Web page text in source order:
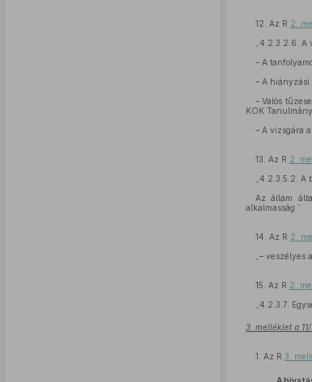
12. Az R 2.
„4.2.3.2.6. A
– A
– A hiányzási
– Valós
KOK
– A vizsgára
13. Az R 2.
„4.2.3.5.2. A
Az állam
alkalmasság.”
14. Az R 2.
„– veszélyes
15. Az R 2.
„4.2.3.7.
3. melléklet a
1. Az R 3.